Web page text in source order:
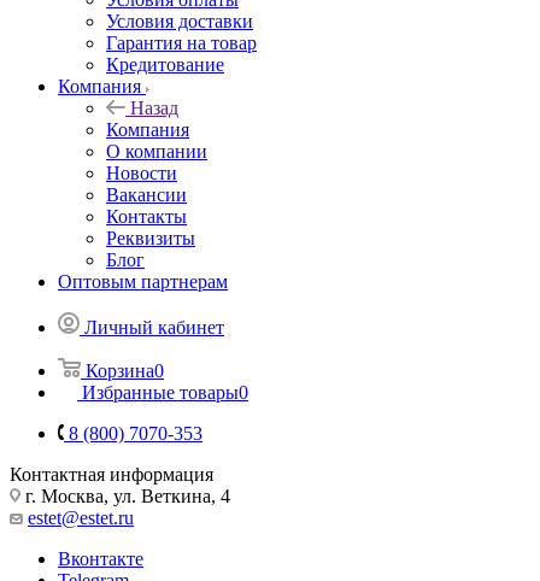
Условия доставки
Гарантия на товар
Кредитование
Компания
Назад
Компания
О компании
Новости
Вакансии
Контакты
Реквизиты
Блог
Оптовым партнерам
Личный кабинет
Корзина0
Избранные товары0
8 (800) 7070-353
Контактная информация
г. Москва, ул. Веткина, 4
estet@estet.ru
Вконтакте